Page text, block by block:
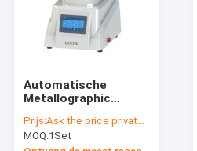
Automatische
Metallographic
220V 2.2KW
Prijs:Ask the price privately
MOQ:1Set